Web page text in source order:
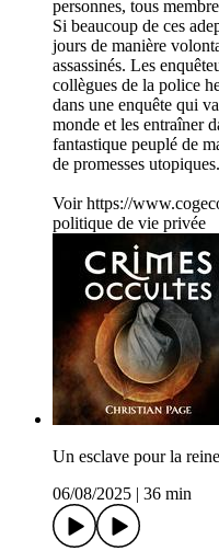
personnes, tous
Si beaucoup de ces
jours de manière
assassinés. Les
collègues de la police
dans une enquête qui
monde et les entraîner
fantastique peuplé de
de promesses
Voir https://
politique de vie privée
Un esclave pour la
06/08/2025
36 min